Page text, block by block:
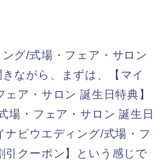
グ/式場・フェア・サロン
ながら、まずは、【マイ
ア・サロン 誕生日特典】
場・フェア・サロン 誕生日
ビウエディング/式場・フ
引クーポン】という感じで